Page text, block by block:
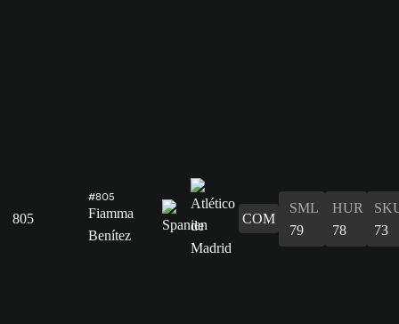
805
#805
Fiamma
Benítez
COM
SML
79
HUR
78
73